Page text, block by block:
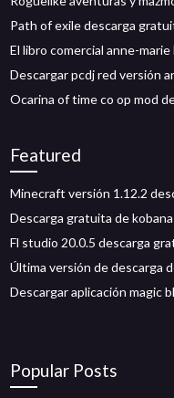
Path of exile descarga
El libro comercial anne-
Descargar pcdj red versión
Ocarina of time co op mod
Featured
Minecraft versión 1.12.2
Descarga gratuita de
Fl studio 20.0.5 descarga
Última versión de descarga
Descargar aplicación magic
Popular Posts